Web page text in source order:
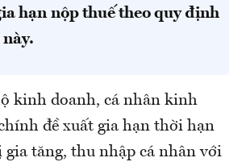
hạn nộp thuế theo quy định
kinh doanh, cá nhân kinh
đề xuất gia hạn thời hạn
tăng, thu nhập cá nhân với